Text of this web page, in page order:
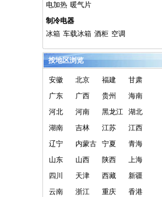
电加热 暖气片
制冷电器
冰箱 车载冰箱 酒柜 空调
按地区浏览
安徽 北京 福建
甘肃
广东
广西 贵州
海南
河北
河南 黑龙江
湖北
湖南
吉林 江苏
江西
辽宁
内蒙古 宁夏
青海
山东
山西 陕西
上海
四川
天津 西藏
新疆
云南
浙江 重庆
香港